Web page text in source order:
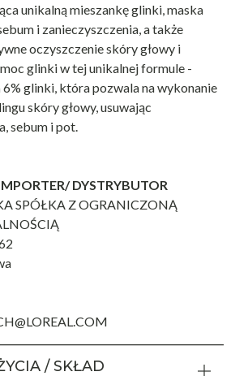
unikalną mieszankę glinki, maska
i zanieczyszczenia, a także
oczyszczenie skóry głowy i
glinki w tej unikalnej formule -
glinki, która pozwala na wykonanie
skóry głowy, usuwając
sebum i pot.
DYSTRYBUTOR
SPÓŁKA Z OGRANICZONĄ
/ SKŁAD